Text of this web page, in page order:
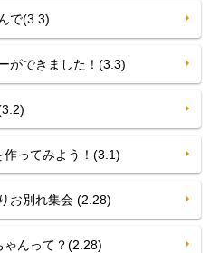
で(3.3)
できました！(3.3)
ってみよう！(3.1)
お別れ集会 (2.28)
んって？(2.28)